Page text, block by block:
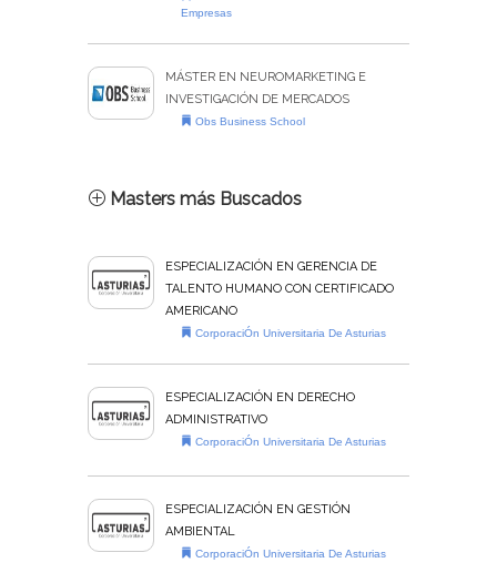
Empresas
MÁSTER EN NEUROMARKETING E
INVESTIGACIÓN DE MERCADOS
Obs Business School
Masters más Buscados
ESPECIALIZACIÓN EN GERENCIA DE
TALENTO HUMANO CON CERTIFICADO
AMERICANO
CorporaciÓn Universitaria De Asturias
ESPECIALIZACIÓN EN DERECHO
ADMINISTRATIVO
CorporaciÓn Universitaria De Asturias
ESPECIALIZACIÓN EN GESTIÓN
AMBIENTAL
CorporaciÓn Universitaria De Asturias